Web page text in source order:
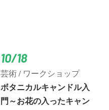
10/18
芸術 / ワークショップ
ボタニカルキャンドル入
門～お花の入ったキャン